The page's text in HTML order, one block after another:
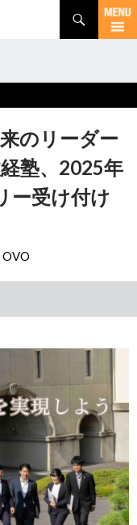
のリーダー
塾、2025年
ー受け付け
OVO